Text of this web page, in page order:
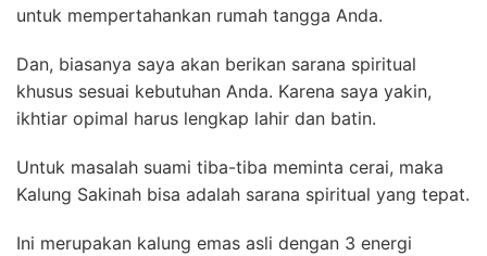
untuk mempertahankan rumah tangga Anda.
Dan, biasanya saya akan berikan sarana spiritual
khusus sesuai kebutuhan Anda. Karena saya yakin,
ikhtiar opimal harus lengkap lahir dan batin.
Untuk masalah suami tiba-tiba meminta cerai, maka
Kalung Sakinah bisa adalah sarana spiritual yang tepat.
Ini merupakan kalung emas asli dengan 3 energi